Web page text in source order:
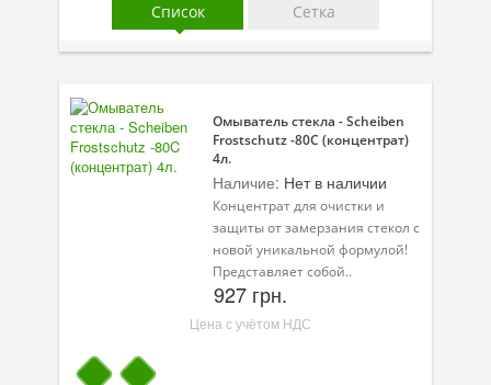
Линейка масел Optimal
Присадки
Присадки в системы охлаждения
Присадки в топливо
Трансмиссионные масла
Оборудование
Список Сетка
Омыватель стекла - Scheiben
Frostschutz -80C (концентрат)
4л.
Наличие: Нет в наличии
Концентрат для очистки и
защиты от замерзания стекол с
новой уникальной формулой!
Представляет собой..
927 грн.
Цена с учётом НДС